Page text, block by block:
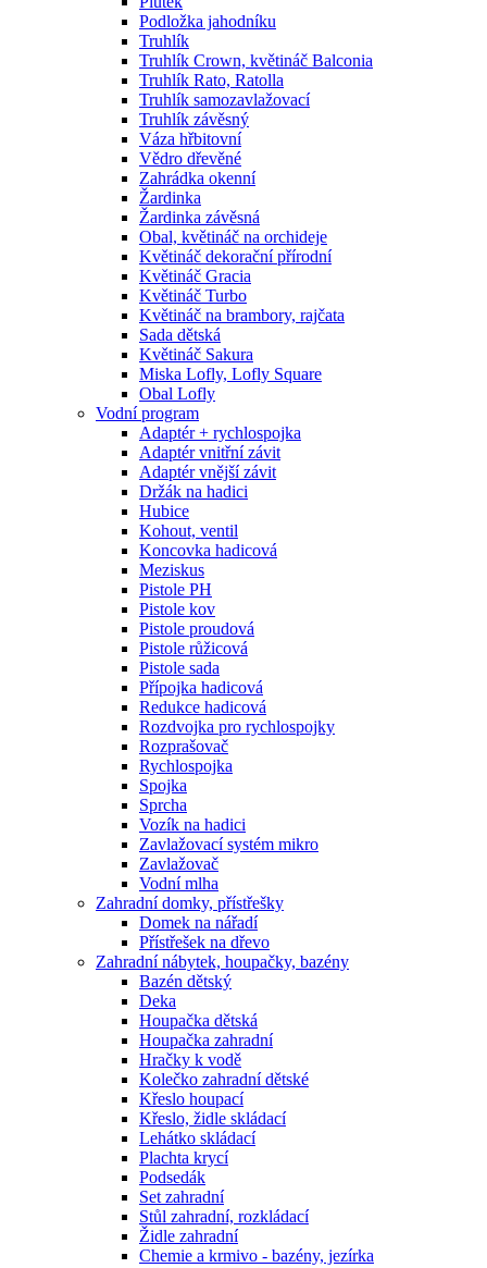
Podložka jahodníku
Truhlík
Truhlík Crown, květináč Balconia
Truhlík Rato, Ratolla
Truhlík samozavlažovací
Truhlík závěsný
Váza hřbitovní
Vědro dřevěné
Zahrádka okenní
Žardinka
Žardinka závěsná
Obal, květináč na orchideje
Květináč dekorační přírodní
Květináč Gracia
Květináč Turbo
Květináč na brambory, rajčata
Sada dětská
Květináč Sakura
Miska Lofly, Lofly Square
Obal Lofly
Vodní program
Adaptér + rychlospojka
Adaptér vnitřní závit
Adaptér vnější závit
Držák na hadici
Hubice
Kohout, ventil
Koncovka hadicová
Meziskus
Pistole PH
Pistole kov
Pistole proudová
Pistole růžicová
Pistole sada
Přípojka hadicová
Redukce hadicová
Rozdvojka pro rychlospojky
Rozprašovač
Rychlospojka
Spojka
Sprcha
Vozík na hadici
Zavlažovací systém mikro
Zavlažovač
Vodní mlha
Zahradní domky, přístřešky
Domek na nářadí
Přístřešek na dřevo
Zahradní nábytek, houpačky, bazény
Bazén dětský
Deka
Houpačka dětská
Houpačka zahradní
Hračky k vodě
Kolečko zahradní dětské
Křeslo houpací
Křeslo, židle skládací
Lehátko skládací
Plachta krycí
Podsedák
Set zahradní
Stůl zahradní, rozkládací
Židle zahradní
Chemie a krmivo - bazény, jezírka